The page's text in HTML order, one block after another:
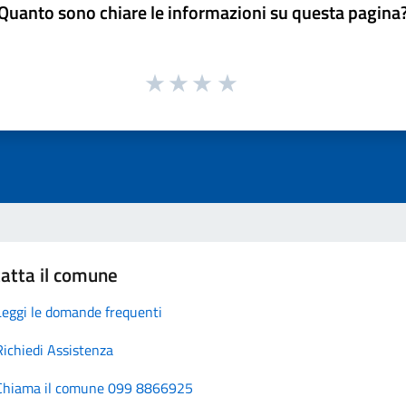
sono chiare le informazioni su questa
il comune
le domande frequenti
Assistenza
il comune 099 8866925